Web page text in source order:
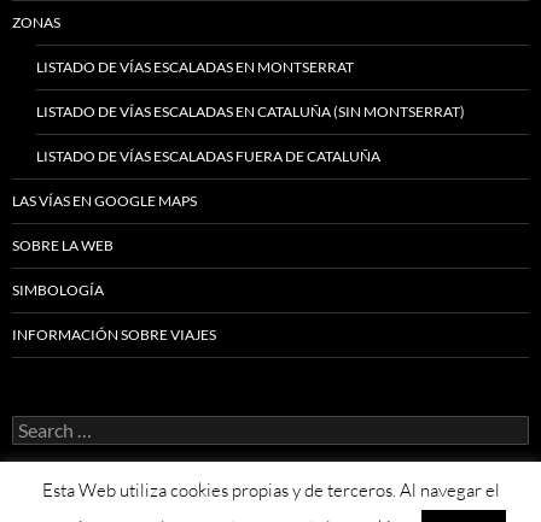
ZONAS
LISTADO DE VÍAS ESCALADAS EN MONTSERRAT
LISTADO DE VÍAS ESCALADAS EN CATALUÑA (SIN MONTSERRAT)
LISTADO DE VÍAS ESCALADAS FUERA DE CATALUÑA
LAS VÍAS EN GOOGLE MAPS
SOBRE LA WEB
SIMBOLOGÍA
INFORMACIÓN SOBRE VIAJES
Search
for:
Esta Web utiliza cookies propias y de terceros. Al navegar el